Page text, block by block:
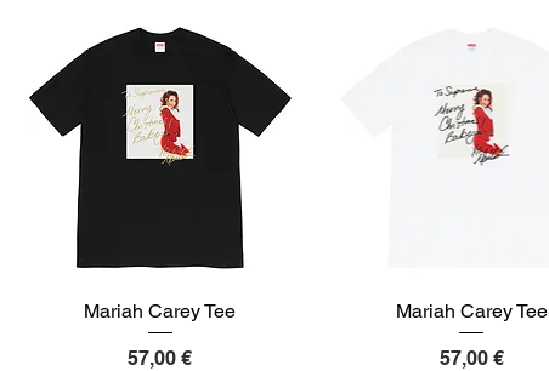
Mariah Carey Tee
Preis
57,00 €
Mariah Carey Tee
Preis
57,00 €